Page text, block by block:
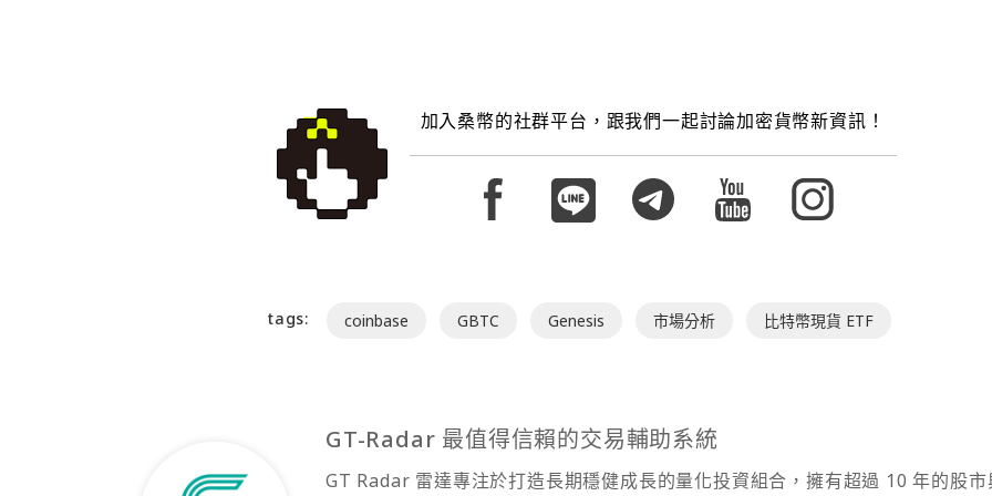
加入桑幣的社群平台，跟我們一起討論加密貨幣新資訊！
tags: coinbase GBTC Genesis 市場分析 比特幣現貨 ETF
GT-Radar 最值得信賴的交易輔助系統
GT Radar 雷達專注於打造長期穩健成長的量化投資組合，擁有超過 10 年的股市